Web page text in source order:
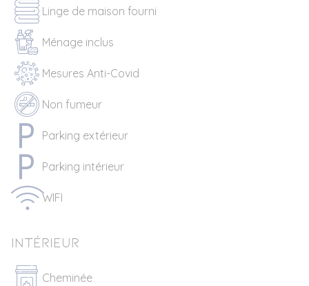
Linge de maison fourni
Ménage inclus
Mesures Anti-Covid
Non fumeur
Parking extérieur
Parking intérieur
WIFI
Intérieur
Cheminée